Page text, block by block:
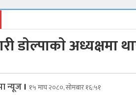
डाेल्पाकाे अध्यक्षमा
न्यूज। १५ माघ २०८०, सोमबार १६:५१